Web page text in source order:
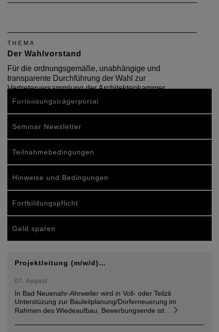
THEMA
Der Wahlvorstand
Für die ordnungsgemäße, unabhängige und
transparente Durchführung der Wahl zur
Vertreterversammlung der Architektenkammer
Rheinland-Pfalz ist ein Wahlvorstand verantwortlich.
Fortbildungsträgerportal
Seminar Newsletter
Teilnahmebedingungen
Hinweise und Bedingungen
Fortbildungspflicht
Geld sparen
Projektleitung (m/w/d)…
07. August
In Bad Neuenahr-Ahrweiler wird in Voll- oder Teilzit
Unterstüzung zur Bauleitplanung/Dorferneuerung im
Rahmen des Wiedeaufbau, Bewerbungsende ist